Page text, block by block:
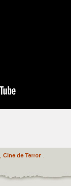
Cine de Terror.